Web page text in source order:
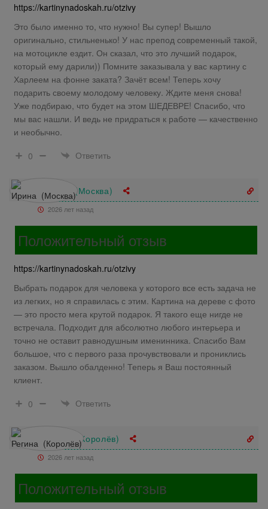
https://kartinynadoskah.ru/otzivy
Это было именно то, что нужно! Вы супер! Вышло
оригинально, стильненько! У нас препод современный такой,
на мотоцикле ездит. Он сказал, что это лучший подарок,
который ему дарили)) Помните заказывала у вас картину с
Харлеем на фонне заката? Зачёт всем! Теперь хочу
подарить своему молодому человеку. Ждите меня снова!
Уже подбираю, что будет на этом ШЕДЕВРЕ! Спасибо, что
мы вас нашли. И ведь не придраться к работе — качественно
и необычно.
0
Ответить
Ирина (Москва)
2026 лет назад
Положительный отзыв
https://kartinynadoskah.ru/otzivy
Выбрать подарок для человека у которого все есть задача не
из легких, но я справилась с этим. Картина на дереве с фото
— это просто мега крутой подарок. Я такого еще нигде не
встречала. Подходит для абсолютно любого интерьера и
точно не оставит равнодушным именинника. Спасибо Вам
большое, что с первого раза прочувствовали и прониклись
заказом. Вышло обалденно! Теперь я Ваш постоянный
клиент.
0
Ответить
Регина (Королёв)
2026 лет назад
Положительный отзыв